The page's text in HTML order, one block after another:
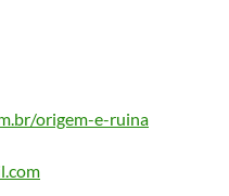
origem-e-ruina